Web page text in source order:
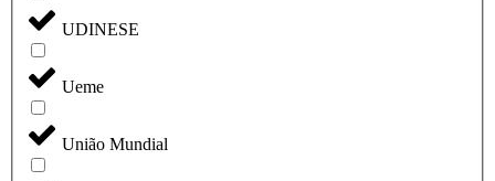
UDINESE
Ueme
União Mundial